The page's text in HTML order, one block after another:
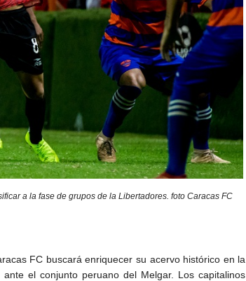
a la fase de grupos de la Libertadores. foto Caracas FC
FC buscará enriquecer su acervo histórico en la
el conjunto peruano del Melgar. Los capitalinos